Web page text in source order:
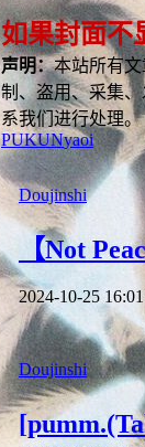
如果封面不
声明：本站所有
制、盗用、采集
系我们进行处理。
PUKUNyaoi
Doujinshi
【Not
2024-10-25
Doujinshi